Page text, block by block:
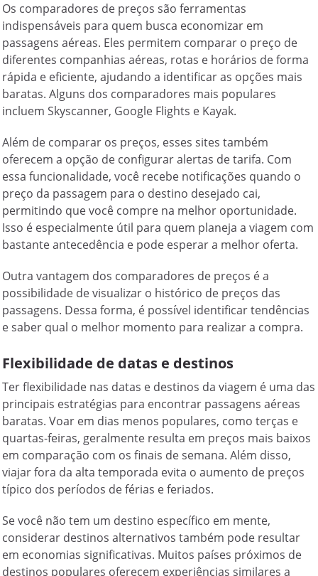
Os comparadores de preços são ferramentas
indispensáveis para quem busca economizar em
passagens aéreas. Eles permitem comparar o preço de
diferentes companhias aéreas, rotas e horários de forma
rápida e eficiente, ajudando a identificar as opções mais
baratas. Alguns dos comparadores mais populares
incluem Skyscanner, Google Flights e Kayak.
Além de comparar os preços, esses sites também
oferecem a opção de configurar alertas de tarifa. Com
essa funcionalidade, você recebe notificações quando o
preço da passagem para o destino desejado cai,
permitindo que você compre na melhor oportunidade.
Isso é especialmente útil para quem planeja a viagem com
bastante antecedência e pode esperar a melhor oferta.
Outra vantagem dos comparadores de preços é a
possibilidade de visualizar o histórico de preços das
passagens. Dessa forma, é possível identificar tendências
e saber qual o melhor momento para realizar a compra.
Flexibilidade de datas e destinos
Ter flexibilidade nas datas e destinos da viagem é uma das
principais estratégias para encontrar passagens aéreas
baratas. Voar em dias menos populares, como terças e
quartas-feiras, geralmente resulta em preços mais baixos
em comparação com os finais de semana. Além disso,
viajar fora da alta temporada evita o aumento de preços
típico dos períodos de férias e feriados.
Se você não tem um destino específico em mente,
considerar destinos alternativos também pode resultar
em economias significativas. Muitos países próximos de
destinos populares oferecem experiências similares a